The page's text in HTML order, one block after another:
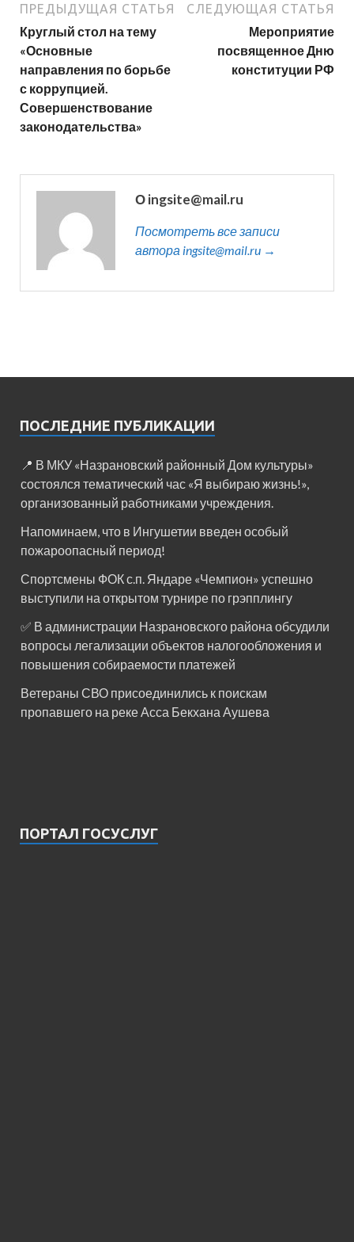
ПРЕДЫДУЩАЯ СТАТЬЯ
Круглый стол на тему
«Основные
направления по борьбе
с коррупцией.
Совершенствование
законодательства»
СЛЕДУЮЩАЯ СТАТЬЯ
Мероприятие
посвященное Дню
конституции РФ
О ingsite@mail.ru
Посмотреть все записи
автора ingsite@mail.ru →
ПОСЛЕДНИЕ ПУБЛИКАЦИИ
📍 В МКУ «Назрановский районный Дом культуры»
состоялся тематический час «Я выбираю жизнь!»,
организованный работниками учреждения.
Напоминаем, что в Ингушетии введен особый
пожароопасный период!⁣⁣⠀
Спортсмены ФОК с.п. Яндаре «Чемпион» успешно
выступили на открытом турнире по грэпплингу
✅ В администрации Назрановского района обсудили
вопросы легализации объектов налогообложения и
повышения собираемости платежей
Ветераны СВО присоединились к поискам
пропавшего на реке Асса Бекхана Аушева
ПОРТАЛ ГОСУСЛУГ